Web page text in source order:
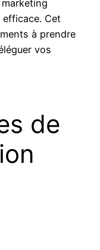
efficace. Cet
à prendre
vos
de